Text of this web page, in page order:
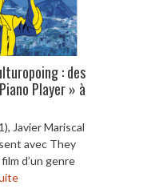
: des
Player » à
Javier Mariscal
avec They
d’un genre